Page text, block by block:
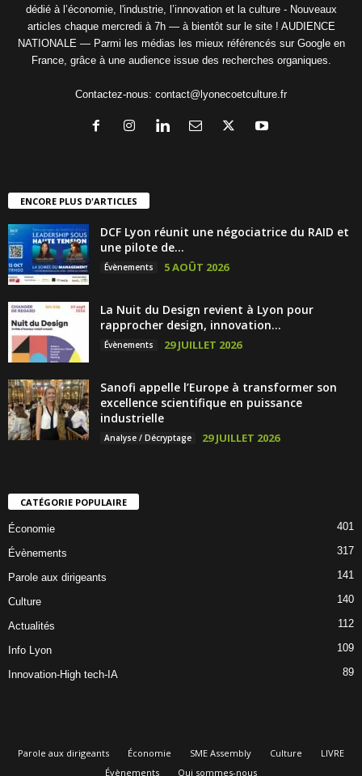
dédié à l’économie, l'industrie, l’innovation et la culture - Nouveaux
articles chaque mercredi à 7h — à bientôt sur le site ! AUDIENCE
NATIONALE — Parmi les médias les mieux référencés sur Google en
France, grâce à une audience issue des recherches organiques.
Contactez-nous: contact@lyonecoetculture.fr
ENCORE PLUS D'ARTICLES
DCF Lyon réunit une négociatrice du RAID et
une pilote de...
Évènements 5 AOÛT 2026
La Nuit du Design revient à Lyon pour
rapprocher design, innovation...
Évènements 29 JUILLET 2026
Sanofi appelle l’Europe à transformer son
excellence scientifique en puissance
industrielle
Analyse / Décryptage 29 JUILLET 2026
CATÉGORIE POPULAIRE
Économie 401
Évènements 317
Parole aux dirigeants 141
Culture 140
Actualités 112
Info Lyon 109
Innovation-High tech-IA 89
Parole aux dirigeants Économie SME Assembly Culture
LIVRE
Évènements
Qui sommes-nous